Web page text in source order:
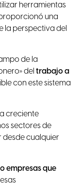
herramientas
una
la perspectiva del
de la
del trabajo a
con este sistema
creciente
sectores de
cualquier
empresas que